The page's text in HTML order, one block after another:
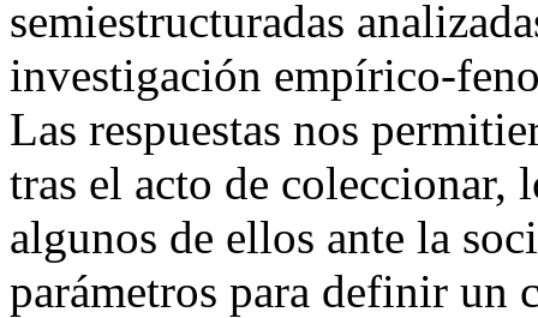
semiestructuradas
investigación empírico-
Las respuestas nos
tras el acto de coleccionar,
algunos de ellos ante la
parámetros para definir un